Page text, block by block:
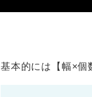
基本的には【幅×個